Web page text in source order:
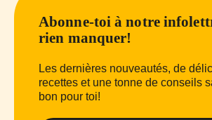
Abonne-toi à notre
rien manquer!
Les dernières nouveautés, de
recettes et une tonne de conseils
bon pour toi!